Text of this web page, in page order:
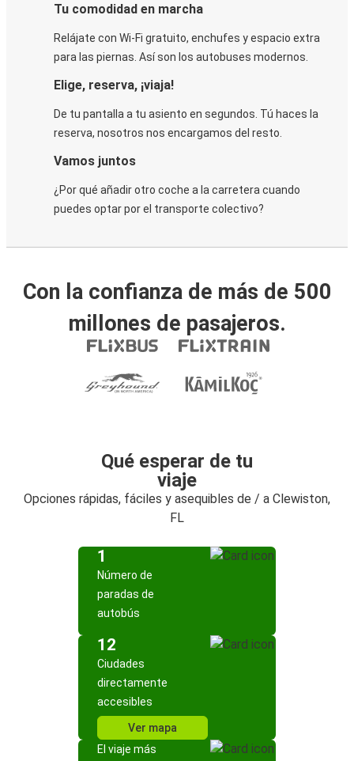
Tu comodidad en marcha
Relájate con Wi-Fi gratuito, enchufes y espacio extra
para las piernas. Así son los autobuses modernos.
Elige, reserva, ¡viaja!
De tu pantalla a tu asiento en segundos. Tú haces la
reserva, nosotros nos encargamos del resto.
Vamos juntos
¿Por qué añadir otro coche a la carretera cuando
puedes optar por el transporte colectivo?
Con la confianza de más de 500
millones de pasajeros.
Qué esperar de tu
viaje
Opciones rápidas, fáciles y asequibles de / a Clewiston,
FL
1
Número de
paradas de
autobús
12
Ciudades
directamente
accesibles
Ver mapa
El viaje más